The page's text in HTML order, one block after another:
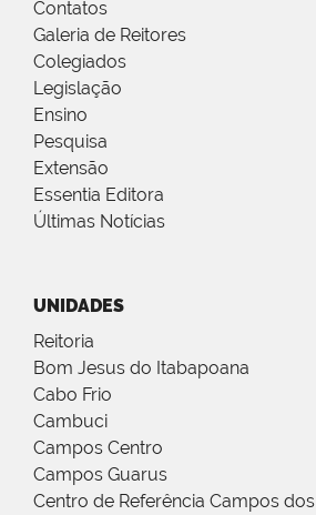
Contatos
Galeria de Reitores
Colegiados
Legislação
Ensino
Pesquisa
Extensão
Essentia Editora
Últimas Notícias
UNIDADES
Reitoria
Bom Jesus do Itabapoana
Cabo Frio
Cambuci
Campos Centro
Campos Guarus
Centro de Referência Campos dos